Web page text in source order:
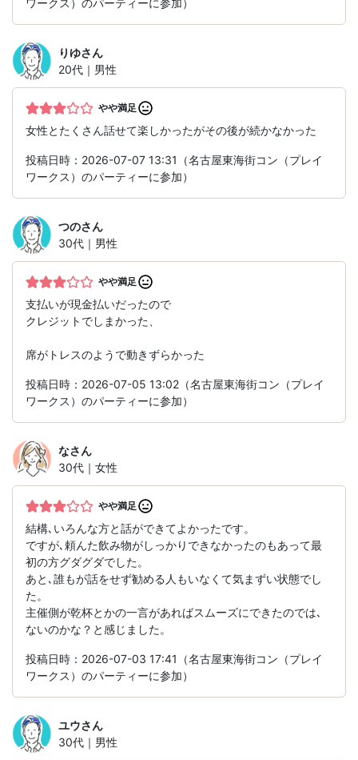
ワークス）のパーティーに参加）
りゆさん
20代｜男性
やや満足
女性とたくさん話せて楽しかったがその後が続かなかった
投稿日時：2026-07-07 13:31（名古屋東海街コン（プレイ
ワークス）のパーティーに参加）
つのさん
30代｜男性
やや満足
支払いが現金払いだったので
クレジットでしまかった、
席がトレスのようで動きずらかった
投稿日時：2026-07-05 13:02（名古屋東海街コン（プレイ
ワークス）のパーティーに参加）
なさん
30代｜女性
やや満足
結構､いろんな方と話ができてよかったです。
ですが､頼んた飲み物がしっかりできなかったのもあって最
初の方グダグダでした。
あと､誰もが話をせず勧める人もいなくて気まずい状態でし
た。
主催側が乾杯とかの一言があればスムーズにできたのでは､
ないのかな？と感じました。
投稿日時：2026-07-03 17:41（名古屋東海街コン（プレイ
ワークス）のパーティーに参加）
ユウさん
30代｜男性